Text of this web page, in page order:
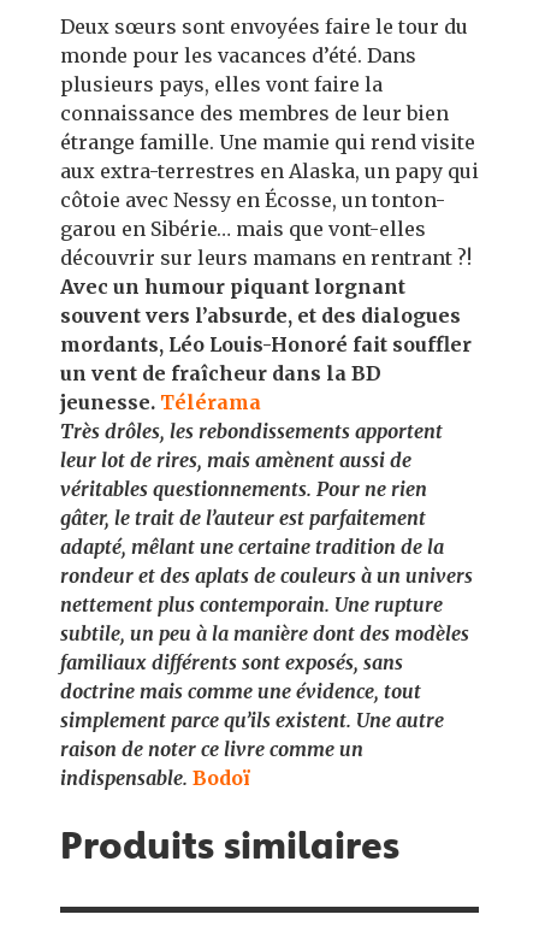
Deux sœurs sont envoyées faire le tour du
monde pour les vacances d’été. Dans
plusieurs pays, elles vont faire la
connaissance des membres de leur bien
étrange famille. Une mamie qui rend visite
aux extra-terrestres en Alaska, un papy qui
côtoie avec Nessy en Écosse, un tonton-
garou en Sibérie… mais que vont-elles
découvrir sur leurs mamans en rentrant ?!
Avec un humour piquant lorgnant
souvent vers l’absurde, et des dialogues
mordants, Léo Louis-Honoré fait souffler
un vent de fraîcheur dans la BD
jeunesse. Télérama
Très drôles, les rebondissements apportent
leur lot de rires, mais amènent aussi de
véritables questionnements. Pour ne rien
gâter, le trait de l’auteur est parfaitement
adapté, mêlant une certaine tradition de la
rondeur et des aplats de couleurs à un univers
nettement plus contemporain. Une rupture
subtile, un peu à la manière dont des modèles
familiaux différents sont exposés, sans
doctrine mais comme une évidence, tout
simplement parce qu’ils existent. Une autre
raison de noter ce livre comme un
indispensable. Bodoï
Produits similaires